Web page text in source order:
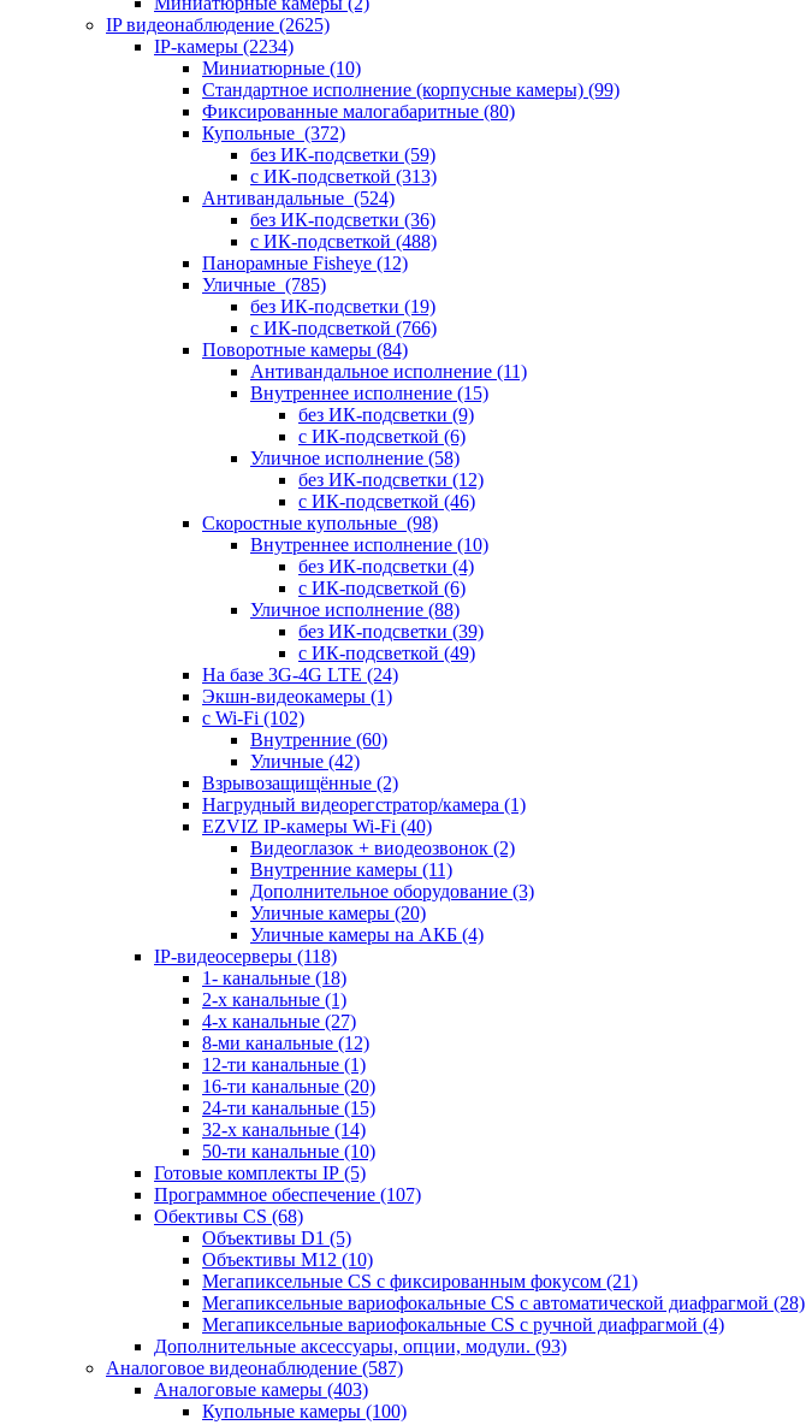
IP видеонаблюдение (2625)
IP-камеры (2234)
Миниатюрные (10)
Стандартное исполнение (корпусные камеры) (99)
Фиксированные малогабаритные (80)
Купольные (372)
без ИК-подсветки (59)
с ИК-подсветкой (313)
Антивандальные (524)
без ИК-подсветки (36)
с ИК-подсветкой (488)
Панорамные Fisheye (12)
Уличные (785)
без ИК-подсветки (19)
с ИК-подсветкой (766)
Поворотные камеры (84)
Антивандальное исполнение (11)
Внутреннее исполнение (15)
без ИК-подсветки (9)
с ИК-подсветкой (6)
Уличное исполнение (58)
без ИК-подсветки (12)
с ИК-подсветкой (46)
Скоростные купольные (98)
Внутреннее исполнение (10)
без ИК-подсветки (4)
с ИК-подсветкой (6)
Уличное исполнение (88)
без ИК-подсветки (39)
с ИК-подсветкой (49)
На базе 3G-4G LTE (24)
Экшн-видеокамеры (1)
с Wi-Fi (102)
Внутренние (60)
Уличные (42)
Взрывозащищённые (2)
Нагрудный видеорегстратор/камера (1)
EZVIZ IP-камеры Wi-Fi (40)
Видеоглазок + виодеозвонок (2)
Внутренние камеры (11)
Дополнительное оборудование (3)
Уличные камеры (20)
Уличные камеры на АКБ (4)
IP-видеосерверы (118)
1- канальные (18)
2-х канальные (1)
4-х канальные (27)
8-ми канальные (12)
12-ти канальные (1)
16-ти канальные (20)
24-ти канальные (15)
32-х канальные (14)
50-ти канальные (10)
Готовые комплекты IP (5)
Программное обеспечение (107)
Обективы CS (68)
Объективы D1 (5)
Объективы M12 (10)
Мегапиксельные CS c фиксированным фокусом (21)
Мегапиксельные вариофокальные CS c автоматической диафрагмой (28)
Мегапиксельные вариофокальные CS c ручной диафрагмой (4)
Дополнительные аксессуары, опции, модули. (93)
Аналоговое видеонаблюдение (587)
Аналоговые камеры (403)
Купольные камеры (100)